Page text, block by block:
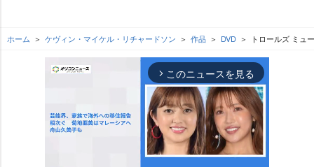
ホーム ケヴィン・マイケル・リチャードソン 作品 DVD トロールズ ミュ
arrow_forward_ios このニュースを見る